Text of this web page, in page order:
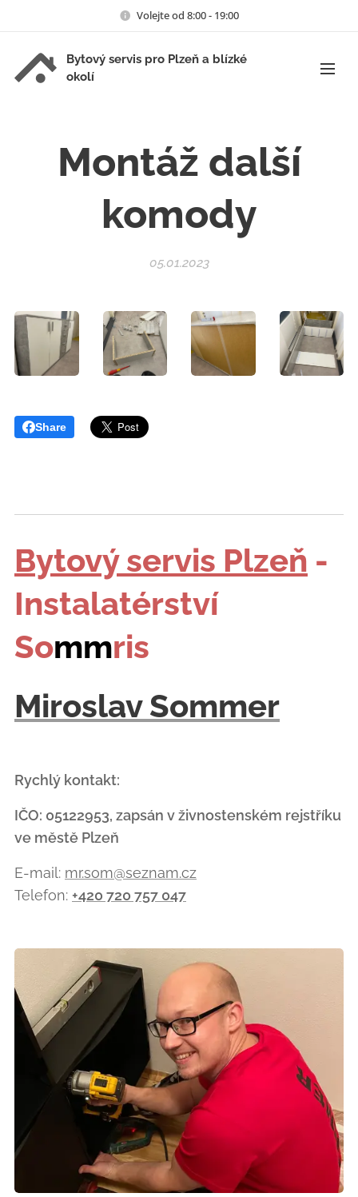
Volejte od 8:00 - 19:00
Bytový servis pro Plzeň a blízké
okolí
Montáž další
komody
05.01.2023
Share
Bytový servis Plzeň -
Instalatérství
Sommris
Miroslav Sommer
Rychlý kontakt:
IČO: 05122953, zapsán v živnostenském rejstříku
ve městě Plzeň
E-mail: mr.som@seznam.cz
Telefon: +420 720 757 047